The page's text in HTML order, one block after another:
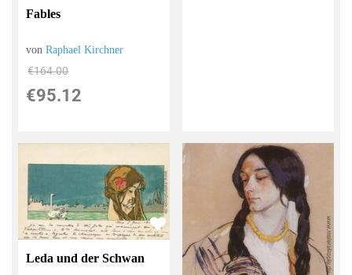
Fables
vonRaphael Kirchner
€164.00
€95.12
Leda und der Schwan